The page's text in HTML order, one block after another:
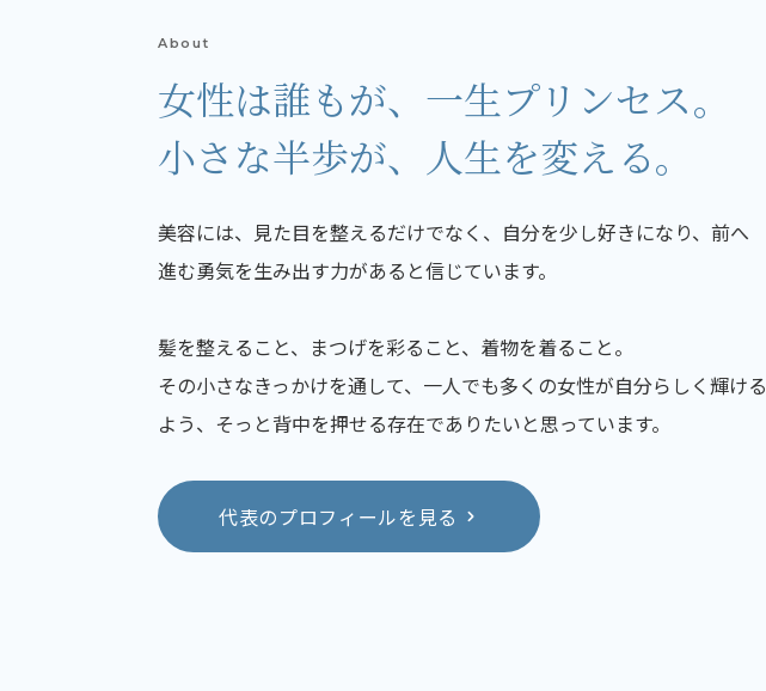
About
女性は誰もが、一生プリンセス。
小さな半歩が、人生を変える。
美容には、見た目を整えるだけでなく、自分を少し好きになり、前へ
進む勇気を生み出す力があると信じています。
髪を整えること、まつげを彩ること、着物を着ること。
その小さなきっかけを通して、一人でも多くの女性が自分らしく輝ける
よう、そっと背中を押せる存在でありたいと思っています。
代表のプロフィールを見る